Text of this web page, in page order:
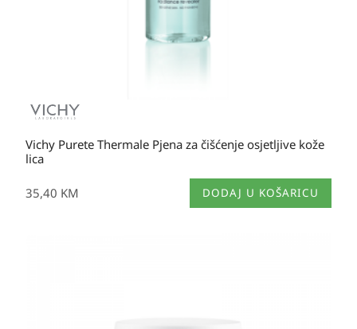
Vichy Purete Thermale Pjena za čišćenje osjetljive kože
lica
35,40 KM DODAJ U KOŠARICU